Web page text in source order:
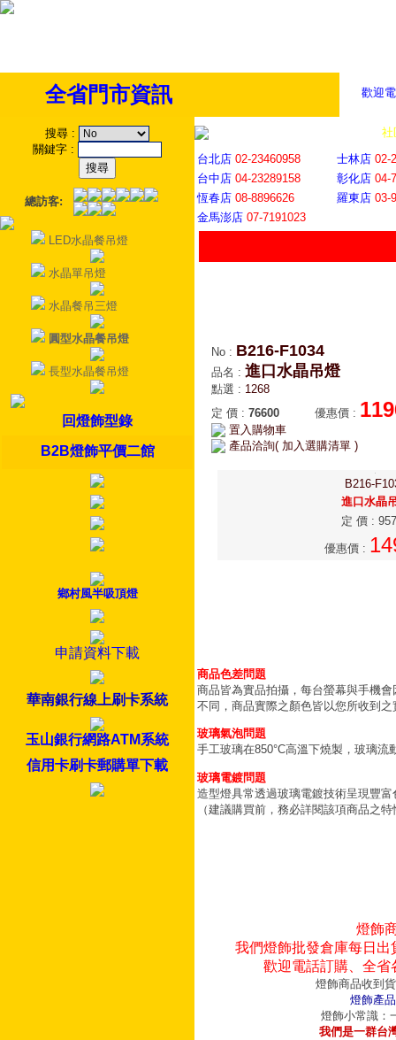
歡迎
全省門市資訊
搜尋 :
關鍵字 :
總訪客:
LED水晶餐吊燈
水晶單吊燈
水晶餐吊三燈
圓型水晶餐吊燈
長型水晶餐吊燈
回燈飾型錄
B2B燈飾平價二館
鄉村風半吸頂燈
申請資料下載
華南銀行線上刷卡系統
玉山銀行網路ATM系統
信用卡刷卡郵購單下載
社
台北店 02-23460958 士林店 02-
台中店 04-23289158 彰化店 04-
恆春店 08-8896626 羅東店 03-
金馬澎店 07-7191023
No : B216-F1034
品名 : 進口水晶吊燈
點選 : 1268
定 價 : 76600 優惠價 :
置入購物車
產品洽詢( 加入選購清單 )
B216-
進口水晶
定 價 :
優惠價:
商品色差問題
商品皆為實品拍攝，每台螢幕與手機
不同，商品實際之顏色皆以您所收到之
玻璃氣泡問題
手工玻璃在850°C高溫下燒製，玻璃
玻璃電鍍問題
造型燈具常透過玻璃電鍍技術呈現豐
（建議購買前，務必詳閱該項商品之
燈飾
我們燈飾批發倉庫每日
歡迎電話訂購、全
燈飾商品收到
燈飾產
燈飾小常識：
我們是一群台